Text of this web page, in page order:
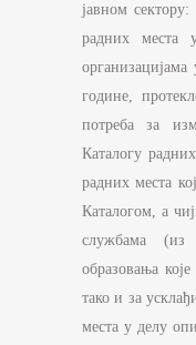
јавном
радних места
године,
потреба за
Каталогу
радних места
Каталогом, а
службама (из
образовања
тако и за
места у делу